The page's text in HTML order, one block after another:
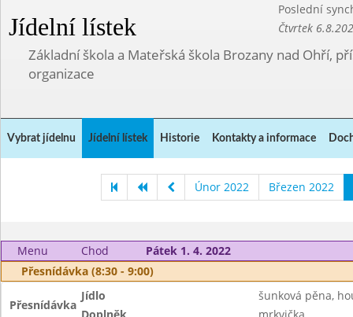
Jídelní lístek
Poslední
Čtvrtek
Základní škola a Mateřská škola Brozany nad Ohří,
organizace
Vybrat jídelnu Jídelní lístek Historie Kontakty a informace
Únor 2022 Březen 2022
Menu Chod
Pátek 1. 4. 2022
Přesnídávka (8:30 - 9:00)
Přesnídávka
Jídlo
šunková pěna,